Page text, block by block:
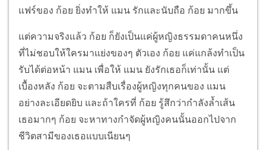
แฟร์ของ ก้อย ยิ่งทำให้ แมน รักและนับถือ ก้อย มากขึ้น
แต่ความจริงแล้ว ก้อย ก็ยังเป็นแค่ผู้หญิงธรรมดาคนหนึ่ง
ที่ไม่ชอบให้ใครมาแย่งของๆ ตัวเอง ก้อย แค่แกล้งทำเป็น
รับได้ต่อหน้า แมน เพื่อให้ แมน ยังรักเธอก็เท่านั้น แต่
เบื้องหลัง ก้อย จะตามสืบเรื่องผู้หญิงทุกคนของ แมน
อย่างละเอียดยิบ และถ้าใครที่ ก้อย รู้สึกว่ากำลังล้ำเส้น
เธอมากๆ ก้อย จะหาทางกำจัดผู้หญิงคนนั้นออกไปจาก
ชีวิตสามีของเธอแบบเนียนๆ